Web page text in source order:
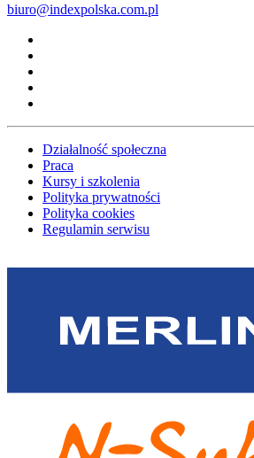
biuro@indexpolska.com.pl
Działalność społeczna
Praca
Kursy i szkolenia
Polityka prywatności
Polityka cookies
Regulamin serwisu